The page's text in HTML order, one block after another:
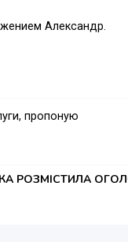
Александр.
пропоную
РОЗМІСТИЛА